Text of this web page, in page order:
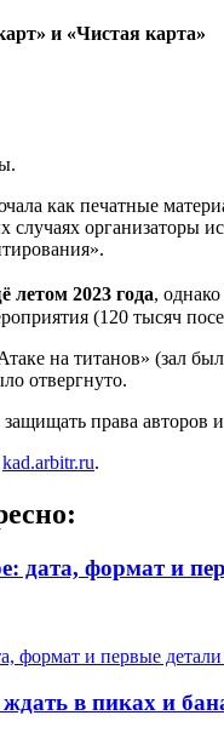
и «Чистая карта»
как печатные
случаях организаторы
летом 2023 года,
(120 тысяч
на титанов» (зал
отвергнуто.
права авторов
kad.arbitr.ru.
дата, формат и
в пиках и